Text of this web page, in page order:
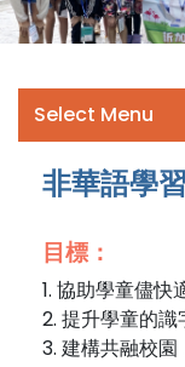
Select Menu
非華語學
目標：
1. 協助學童儘快
2. 提升學童的識
3. 建構共融校園